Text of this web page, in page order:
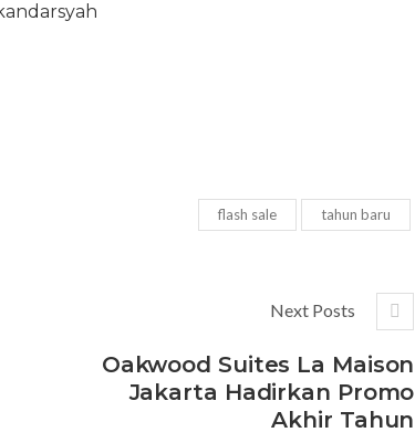
flash sale tahun baru
Next Posts
Oakwood Suites La Maison
Jakarta Hadirkan Promo
Akhir Tahun